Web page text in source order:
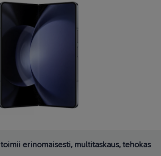
erinomaisesti, multitaskaus, tehokas